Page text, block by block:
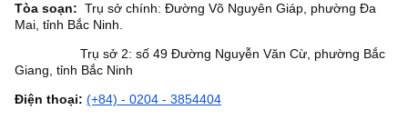
Tòa soạn: Trụ sở chính: Đường Võ Nguyên Giáp, phường Đa
Mai, tỉnh Bắc Ninh.
Trụ sở 2: số 49 Đường Nguyễn Văn Cừ, phường Bắc
Giang, tỉnh Bắc Ninh
Điện thoại: (+84) - 0204 - 3854404